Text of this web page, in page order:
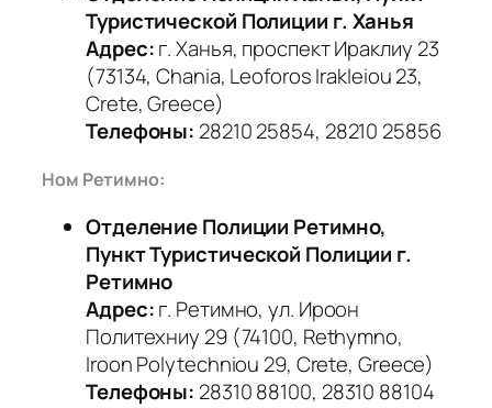
Туристической Полиции г. Ханья
Адрес:г. Ханья, проспект Ираклиу 23
(73134, Chania, Leoforos Irakleiou 23,
Crete, Greece)
Телефоны: 28210 25854, 28210 25856
Ном Ретимно:
Отделение Полиции Ретимно,
Пункт Туристической Полиции г.
Ретимно
Адрес:г. Ретимно, ул. Ироон
Политехниу 29 (74100, Rethymno,
Iroon Polytechniou 29, Crete, Greece)
Телефоны: 28310 88100, 28310 88104